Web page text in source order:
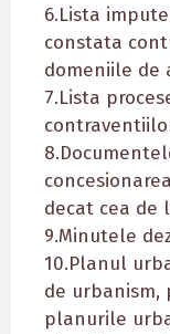
6.Lista
constata
domeniile de
7.Lista
decat cea de
9.Minutele
10.Planul
de
planurile